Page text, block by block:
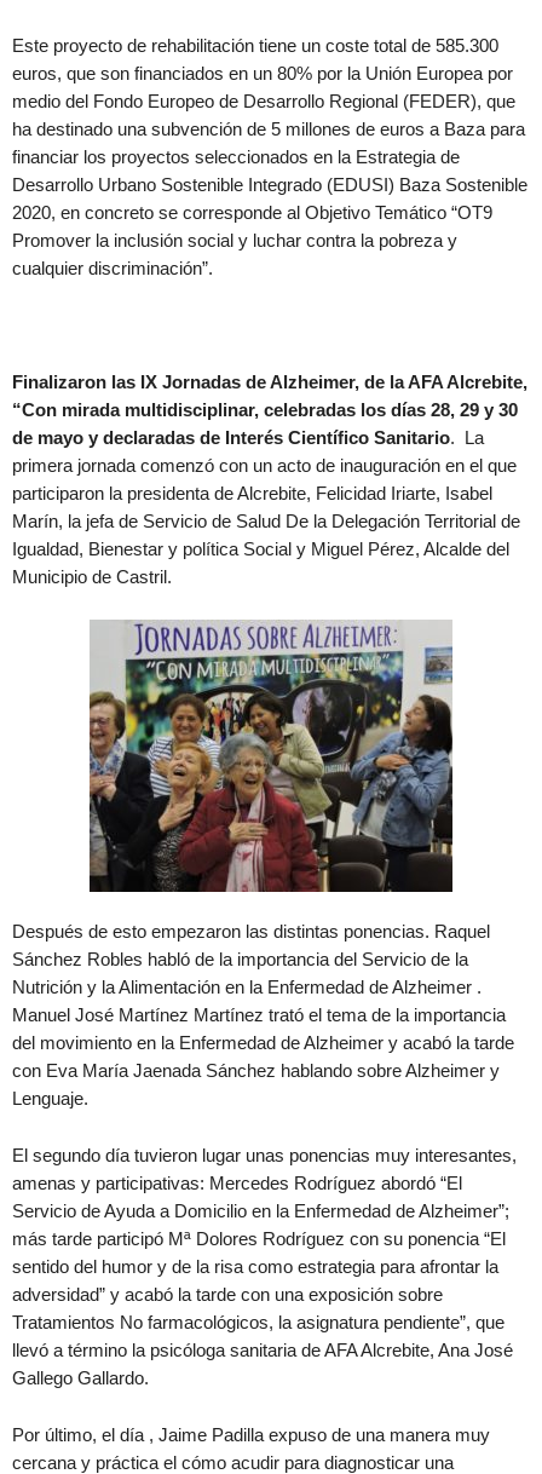
Este proyecto de rehabilitación tiene un coste total de 585.300
euros, que son financiados en un 80% por la Unión Europea por
medio del Fondo Europeo de Desarrollo Regional (FEDER), que
ha destinado una subvención de 5 millones de euros a Baza para
financiar los proyectos seleccionados en la Estrategia de
Desarrollo Urbano Sostenible Integrado (EDUSI) Baza Sostenible
2020, en concreto se corresponde al Objetivo Temático “OT9
Promover la inclusión social y luchar contra la pobreza y
cualquier discriminación”.
Finalizaron las IX Jornadas de Alzheimer, de la AFA Alcrebite,
“Con mirada multidisciplinar, celebradas los días 28, 29 y 30
de mayo y declaradas de Interés Científico Sanitario. La
primera jornada comenzó con un acto de inauguración en el que
participaron la presidenta de Alcrebite, Felicidad Iriarte, Isabel
Marín, la jefa de Servicio de Salud De la Delegación Territorial de
Igualdad, Bienestar y política Social y Miguel Pérez, Alcalde del
Municipio de Castril.
Después de esto empezaron las distintas ponencias. Raquel
Sánchez Robles habló de la importancia del Servicio de la
Nutrición y la Alimentación en la Enfermedad de Alzheimer .
Manuel José Martínez Martínez trató el tema de la importancia
del movimiento en la Enfermedad de Alzheimer y acabó la tarde
con Eva María Jaenada Sánchez hablando sobre Alzheimer y
Lenguaje.
El segundo día tuvieron lugar unas ponencias muy interesantes,
amenas y participativas: Mercedes Rodríguez abordó “El
Servicio de Ayuda a Domicilio en la Enfermedad de Alzheimer”;
más tarde participó Mª Dolores Rodríguez con su ponencia “El
sentido del humor y de la risa como estrategia para afrontar la
adversidad” y acabó la tarde con una exposición sobre
Tratamientos No farmacológicos, la asignatura pendiente”, que
llevó a término la psicóloga sanitaria de AFA Alcrebite, Ana José
Gallego Gallardo.
Por último, el día , Jaime Padilla expuso de una manera muy
cercana y práctica el cómo acudir para diagnosticar una